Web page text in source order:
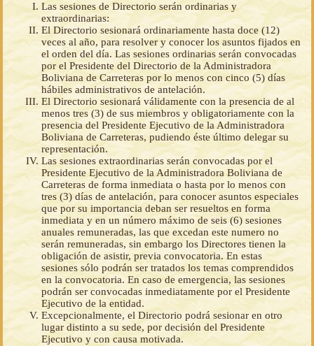
Las sesiones de Directorio serán ordinarias y
extraordinarias:
El Directorio sesionará ordinariamente hasta doce (12)
veces al año, para resolver y conocer los asuntos fijados en
el orden del día. Las sesiones ordinarias serán convocadas
por el Presidente del Directorio de la Administradora
Boliviana de Carreteras por lo menos con cinco (5) días
hábiles administrativos de antelación.
El Directorio sesionará válidamente con la presencia de al
menos tres (3) de sus miembros y obligatoriamente con la
presencia del Presidente Ejecutivo de la Administradora
Boliviana de Carreteras, pudiendo éste último delegar su
representación.
Las sesiones extraordinarias serán convocadas por el
Presidente Ejecutivo de la Administradora Boliviana de
Carreteras de forma inmediata o hasta por lo menos con
tres (3) días de antelación, para conocer asuntos especiales
que por su importancia deban ser resueltos en forma
inmediata y en un número máximo de seis (6) sesiones
anuales remuneradas, las que excedan este numero no
serán remuneradas, sin embargo los Directores tienen la
obligación de asistir, previa convocatoria. En estas
sesiones sólo podrán ser tratados los temas comprendidos
en la convocatoria. En caso de emergencia, las sesiones
podrán ser convocadas inmediatamente por el Presidente
Ejecutivo de la entidad.
Excepcionalmente, el Directorio podrá sesionar en otro
lugar distinto a su sede, por decisión del Presidente
Ejecutivo y con causa motivada.